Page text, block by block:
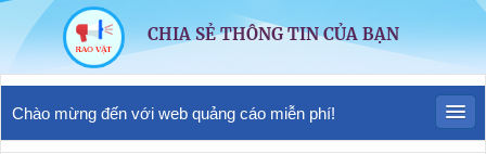
CHIA SẺ THÔNG TIN CỦA BẠN
Chào mừng đến với web quảng cáo miễn phí!